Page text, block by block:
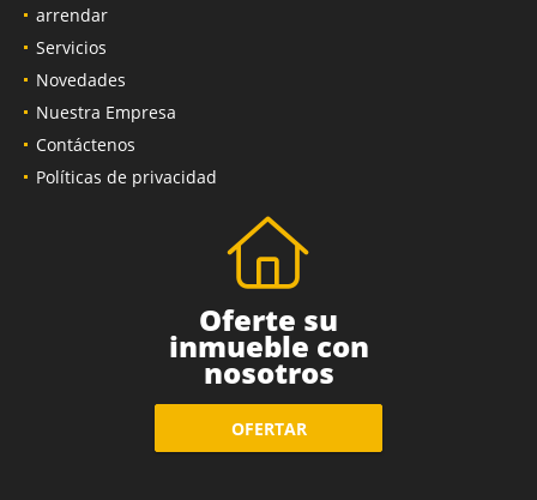
Ventas
arrendar
Servicios
Novedades
Nuestra Empresa
Contáctenos
Oferte su
inmueble con
nosotros
OFERTAR